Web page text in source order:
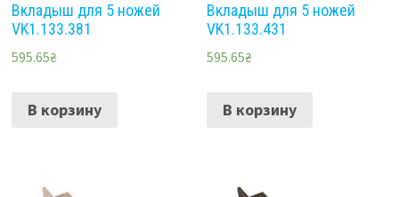
Вкладыш для 5 ножей
VK1.133.381
595.65₴
В корзину
Вкладыш для 5 ножей
VK1.133.431
595.65₴
В корзину